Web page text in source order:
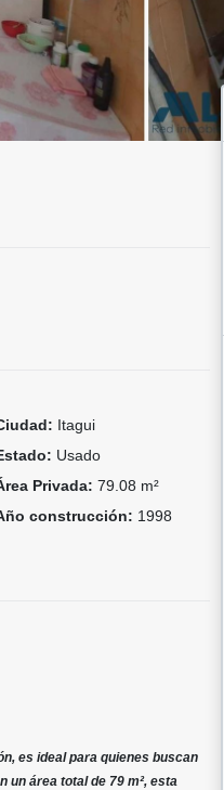
Itagui
Usado
Privada: 79.08 m²
construcción: 1998
es ideal para quienes buscan
área total de 79 m², esta